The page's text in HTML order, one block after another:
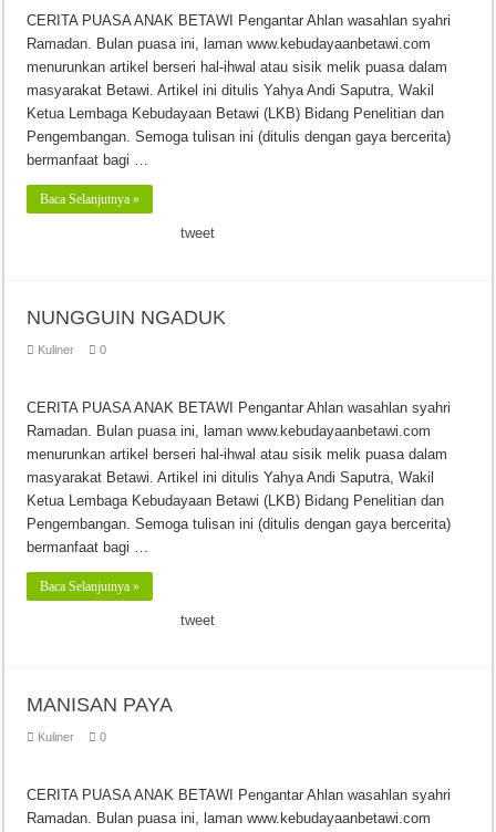
CERITA PUASA ANAK BETAWI Pengantar Ahlan wasahlan syahri
Ramadan. Bulan puasa ini, laman www.kebudayaanbetawi.com
menurunkan artikel berseri hal-ihwal atau sisik melik puasa dalam
masyarakat Betawi. Artikel ini ditulis Yahya Andi Saputra, Wakil
Ketua Lembaga Kebudayaan Betawi (LKB) Bidang Penelitian dan
Pengembangan. Semoga tulisan ini (ditulis dengan gaya bercerita)
bermanfaat bagi …
Baca Selanjutnya »
tweet
NUNGGUIN NGADUK
Kuliner 0
CERITA PUASA ANAK BETAWI Pengantar Ahlan wasahlan syahri
Ramadan. Bulan puasa ini, laman www.kebudayaanbetawi.com
menurunkan artikel berseri hal-ihwal atau sisik melik puasa dalam
masyarakat Betawi. Artikel ini ditulis Yahya Andi Saputra, Wakil
Ketua Lembaga Kebudayaan Betawi (LKB) Bidang Penelitian dan
Pengembangan. Semoga tulisan ini (ditulis dengan gaya bercerita)
bermanfaat bagi …
Baca Selanjutnya »
tweet
MANISAN PAYA
Kuliner 0
CERITA PUASA ANAK BETAWI Pengantar Ahlan wasahlan syahri
Ramadan. Bulan puasa ini, laman www.kebudayaanbetawi.com